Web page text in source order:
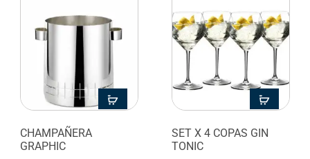
CHAMPAÑERA
GRAPHIC
SET X 4 COPAS GIN
TONIC